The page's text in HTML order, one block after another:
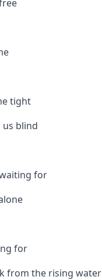
tight
us blind
for
for
from the rising water